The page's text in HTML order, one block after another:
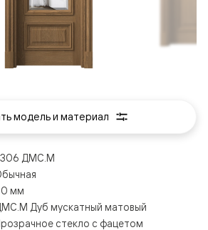
ДМС.М
мм
Дуб мускатный матовый
стекло с фацетом
модель и материал